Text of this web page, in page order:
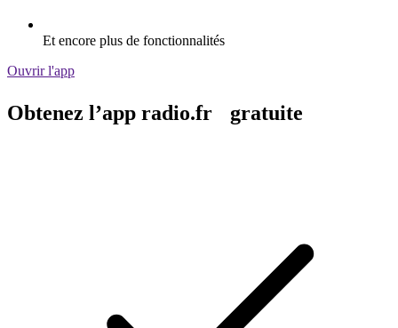
Et encore plus de fonctionnalités
Ouvrir l'app
Obtenez l’app radio.fr gratuite